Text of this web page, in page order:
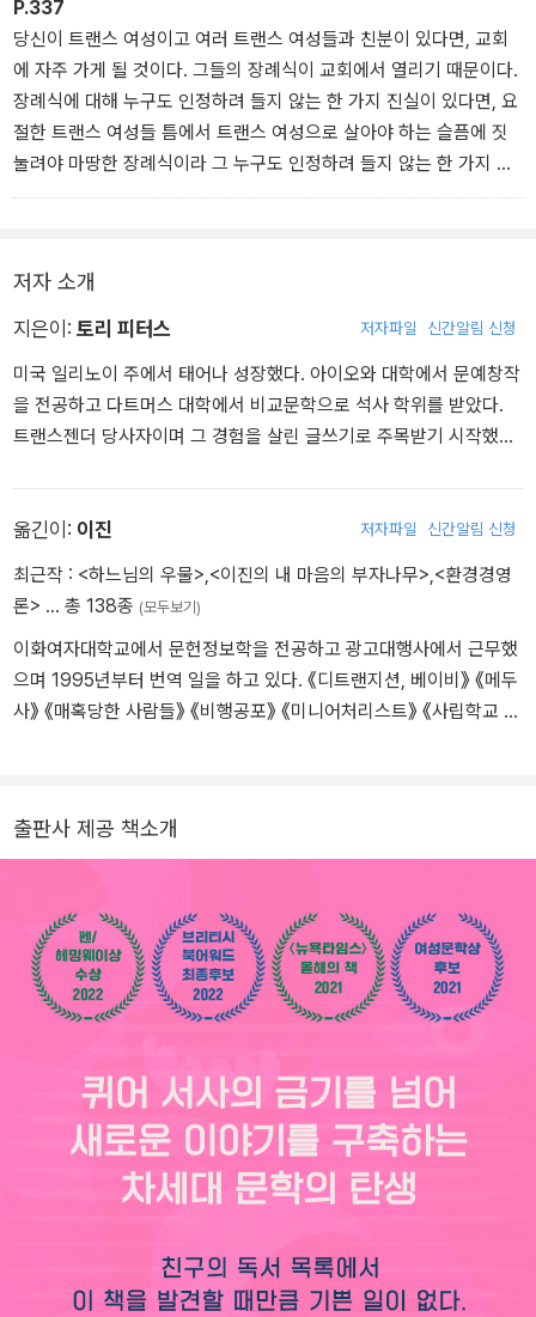
마들처럼 엄마로 인정받고 싶어요. 가정 안에서의 여성이라는 그 느
낌을 갖고 싶어요. 시스 여성들한테는 그게 자연스러운데, 내가 그걸
원한다고 하면 변태로 보잖아요. 마치 ‘드레스 입은 남자’가 아이들 옆
에 있고 싶어하는 이유는 결코 좋은 것일 리가 없다는 듯이. 다들 인정
하자고요. 모두가 엄마들이야말로 진짜 여성이고 진짜 여성은 엄마가
“아이를 갖지 못한 여자가 멍청한 창녀라고 생각하는 사람은 없어.”
P.337
당신이 트랜스 여성이고 여러 트랜스 여성들과 친분이 있다면, 교회
에 자주 가게 될 것이다. 그들의 장례식이 교회에서 열리기 때문이다.
장례식에 대해 누구도 인정하려 들지 않는 한 가지 진실이 있다면, 요
절한 트랜스 여성들 틈에서 트랜스 여성으로 살아야 하는 슬픔에 짓
눌려야 마땅한 장례식이라 그 누구도 인정하려 들지 않는 한 가지 진
실이 있다면, 트랜스 여성의 장례식이 그들 사이에서 꽤 중요한 사교
떤 퀴어가 추모사 대신 정치적인 연설을 해서, 이후에 다른 퀴어들이
분노에 찬 긴 글들을 소셜 미디어에 올릴 것인가? 얼마나 많은 고인의
운 줄도 모르고 고인의 과거 이름을 부르고, 고인의 성 정체성을 잘못
부르고, 가족들만의 의식일 거라고 생각했던 자리에 불청객처럼 찾아
온 괴상한 인간들의 바다를 응시할 것인가? 그들의 아들, 아니 딸에게
저자 소개
지은이: 토리 피터스 저자파일 신간알림 신청
미국 일리노이 주에서 태어나 성장했다. 아이오와 대학에서 문예창작
을 전공하고 다트머스 대학에서 비교문학으로 석사 학위를 받았다.
트랜스젠더 당사자이며 그 경험을 살린 글쓰기로 주목받기 시작했다.
기도 했다. 2021년 랜덤하우스에서 출간한 장편소설 《디트랜지션,
로 2021년 여성문학상(Women’s Prize for Fiction) 후보에 올랐고
2022년에는 펜/헤밍웨이상을 수상했다. 그 외에도 2021년 〈뉴욕타
임스〉 ‘21세기 최고의 책 100권’에 선정되고 2022년 람다문학상 트
랜스젠더 소설 부문, 브리티시북어워드 최종후보에 오르는 등 문학계
의 찬사를 받았다. ‘소수자 인물을 미화하지 않고 다른 사람들처럼 결
전’을 쓴 작가로 손꼽힌다. 현재 핑크색 오토바이를 타고 브루클린과
옮긴이: 이진 저자파일 신간알림 신청
최근작 : <하느님의 우물> <이진의 내 마음의 부자나무> <환경경영
론> … 총 138종 (모두보기)
이화여자대학교에서 문헌정보학을 전공하고 광고대행사에서 근무했
으며 1995년부터 번역 일을 하고 있다. 《디트랜지션, 베이비》 《메두
사》 《매혹당한 사람들》 《비행공포》 《미니어처리스트》 《사립학교 아
출판사 제공 책소개